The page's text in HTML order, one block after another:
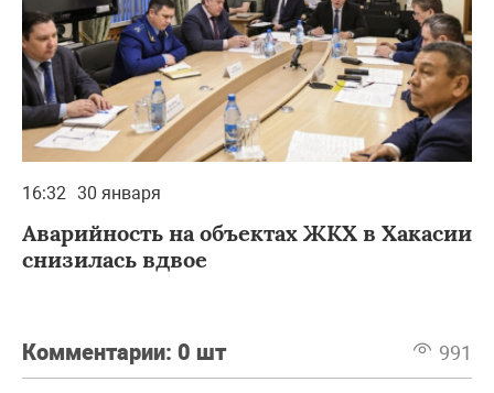
16:32 30 января
Аварийность на объектах ЖКХ в Хакасии
снизилась вдвое
Комментарии: 0 шт 991